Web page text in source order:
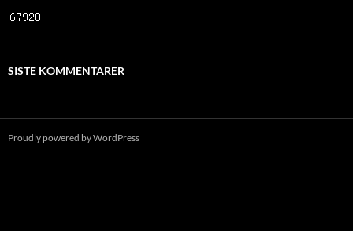
SISTE KOMMENTARER
Proudly powered by WordPress